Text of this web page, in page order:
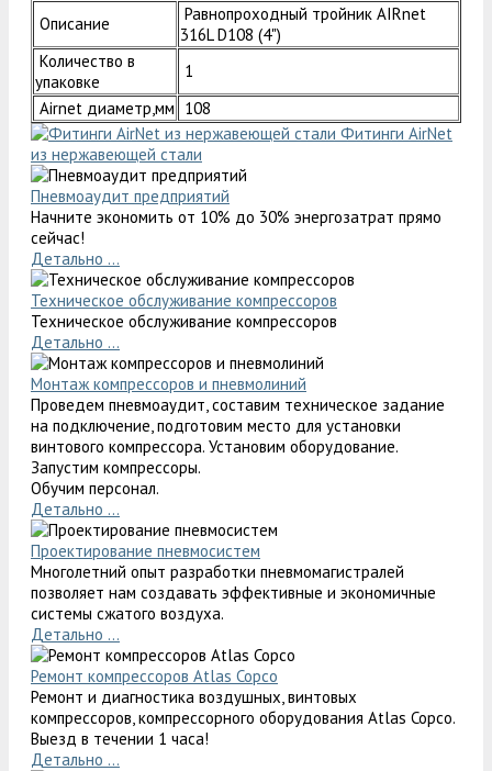
Описание
Равнопроходный тройник AIRnet
316L D108 (4")
Количество в
упаковке
1
Airnet диаметр,мм 108
Фитинги AirNet
из нержавеющей стали
Пневмоаудит предприятий
Начните экономить от 10% до 30% энергозатрат прямо
сейчас!
Детально ...
Техническое обслуживание компрессоров
Техническое обслуживание компрессоров
Детально ...
Монтаж компрессоров и пневмолиний
Проведем пневмоаудит, составим техническое задание
на подключение, подготовим место для установки
винтового компрессора. Установим оборудование.
Запустим компрессоры.
Обучим персонал.
Детально ...
Проектирование пневмосистем
Многолетний опыт разработки пневмомагистралей
позволяет нам создавать эффективные и экономичные
системы сжатого воздуха.
Детально ...
Ремонт компрессоров Atlas Copco
Ремонт и диагностика воздушных, винтовых
компрессоров, компрессорного оборудования Atlas Copco.
Выезд в течении 1 часа!
Детально ...